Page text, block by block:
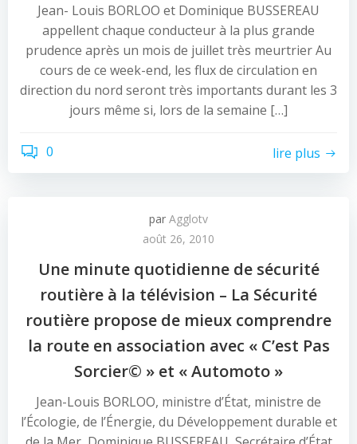
Jean- Louis BORLOO et Dominique BUSSEREAU
appellent chaque conducteur à la plus grande
prudence après un mois de juillet très meurtrier Au
cours de ce week-end, les flux de circulation en
direction du nord seront très importants durant les 3
jours même si, lors de la semaine […]
0 lire plus
par Agglotv
août 26, 2010
Une minute quotidienne de sécurité
routière à la télévision – La Sécurité
routière propose de mieux comprendre
la route en association avec « C’est Pas
Sorcier© » et « Automoto »
Jean-Louis BORLOO, ministre d’État, ministre de
l’Écologie, de l’Énergie, du Développement durable et